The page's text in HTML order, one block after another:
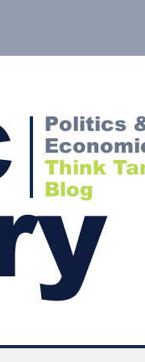
Politics
Think
Blog